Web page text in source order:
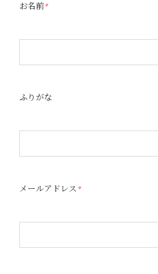
お名前*
ふりがな
メールアドレス *